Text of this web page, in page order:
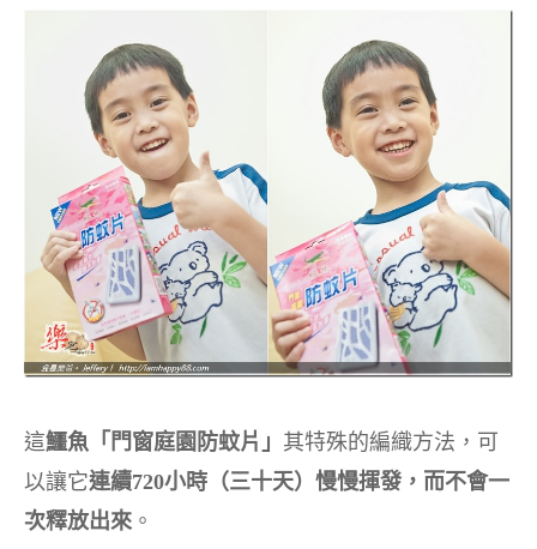
這鱷魚「門窗庭園防蚊片」 其特殊的編織方法，可
以讓它連續720小時（三十天）慢慢揮發，而不會一
次釋放出來 。